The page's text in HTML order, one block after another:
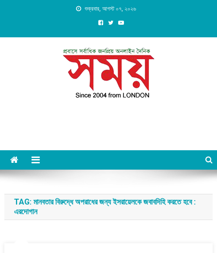
শুক্রবার, আগস্ট ০৭, ২০২৬
TAG: মানবতার বিরুদ্ধে অপরাধের জন্য ইসরায়েলকে জবাবদিহি করতে হবে :
এরদোগান